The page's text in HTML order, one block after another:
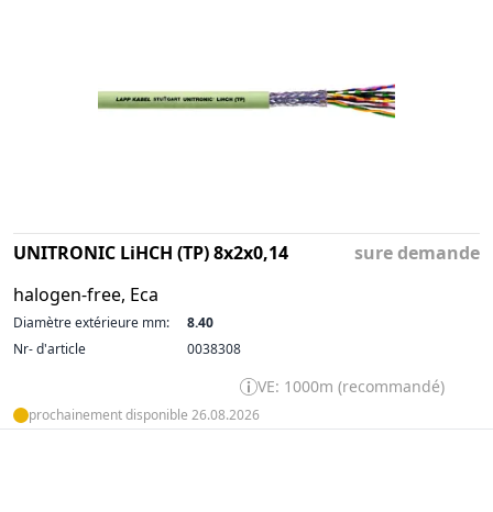
UNITRONIC LiHCH (TP) 8x2x0,14
halogen-free, Eca
sure demande
Diamètre extérieure mm:
8.40
Nr- d'article
0038308
VE: 1000m (recommandé)
prochainement disponible 26.08.2026